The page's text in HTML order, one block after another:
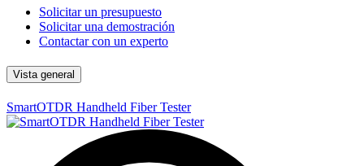
Solicitar un presupuesto
Solicitar una demostración
Contactar con un experto
Vista general
SmartOTDR Handheld Fiber Tester